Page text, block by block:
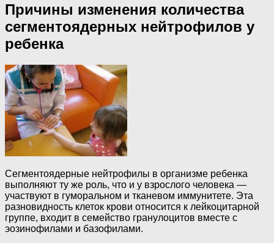
Причины изменения количества
сегментоядерных нейтрофилов у
ребенка
Сегментоядерные нейтрофилы в организме ребенка
выполняют ту же роль, что и у взрослого человека —
участвуют в гуморальном и тканевом иммунитете. Эта
разновидность клеток крови относится к лейкоцитарной
группе, входит в семейство гранулоцитов вместе с
эозинофилами и базофилами.